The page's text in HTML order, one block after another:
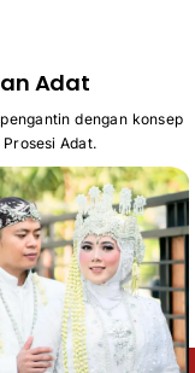
Adat
dengan konsep
Adat.